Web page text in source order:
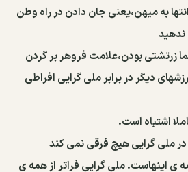
به میهن،یعنی جان دادن در راه وطن
ندهید
زرتشتی بودن،علامت فروهر بر گردن
دیگر در برابر ملی گرایی افراطی
اشتباه است.
ملی گرایی هیچ فرقی نمی کند
ی اینهاست. ملی گرایی فراتر از همه ی